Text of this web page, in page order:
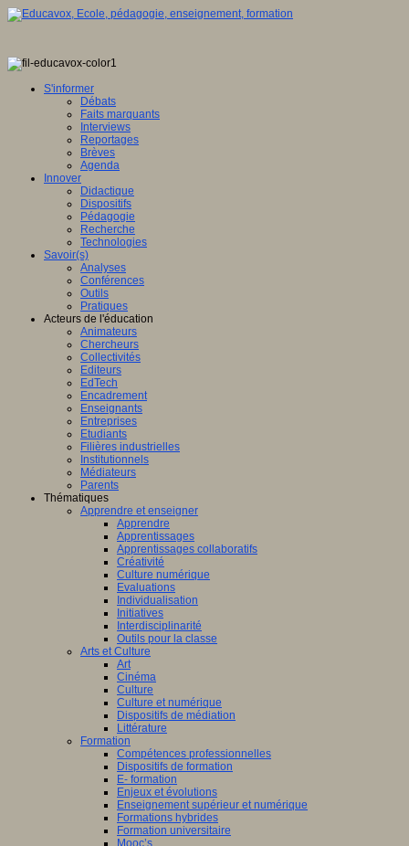
S'informer
Débats
Faits marquants
Interviews
Reportages
Brèves
Agenda
Innover
Didactique
Dispositifs
Pédagogie
Recherche
Technologies
Savoir(s)
Analyses
Conférences
Outils
Pratiques
Acteurs de l'éducation
Animateurs
Chercheurs
Collectivités
Editeurs
EdTech
Encadrement
Enseignants
Entreprises
Etudiants
Filières industrielles
Institutionnels
Médiateurs
Parents
Thématiques
Apprendre et enseigner
Apprendre
Apprentissages
Apprentissages collaboratifs
Créativité
Culture numérique
Evaluations
Individualisation
Initiatives
Interdisciplinarité
Outils pour la classe
Arts et Culture
Art
Cinéma
Culture
Culture et numérique
Dispositifs de médiation
Littérature
Formation
Compétences professionnelles
Dispositifs de formation
E- formation
Enjeux et évolutions
Enseignement supérieur et numérique
Formations hybrides
Formation universitaire
Mooc’s